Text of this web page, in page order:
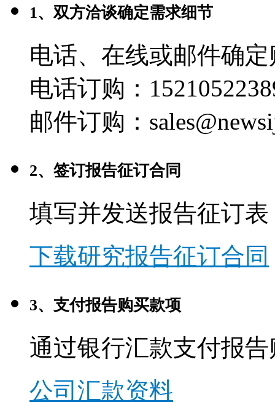
1、双方洽谈确定需求细节
电话、在线或邮件确
电话订购：
邮件订购：
2、签订报告征订合同
填写并发送报告征订表
下载研究报告征订合同
3、支付报告购买款项
通过银行汇款支付报
公司汇款资料